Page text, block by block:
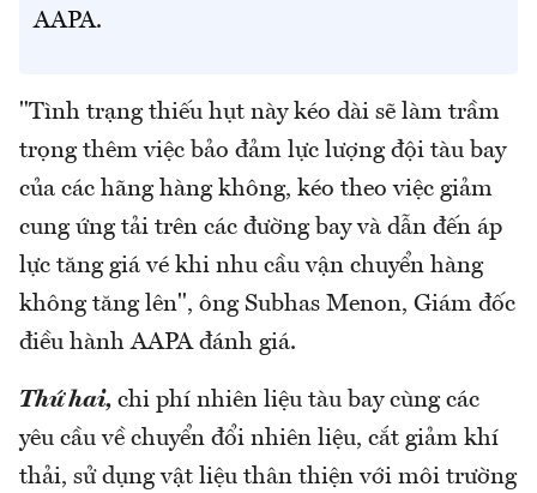
AAPA.
"Tình trạng thiếu hụt này kéo dài sẽ làm trầm
trọng thêm việc bảo đảm lực lượng đội tàu bay
của các hãng hàng không, kéo theo việc giảm
cung ứng tải trên các đường bay và dẫn đến áp
lực tăng giá vé khi nhu cầu vận chuyển hàng
không tăng lên", ông Subhas Menon, Giám đốc
điều hành AAPA đánh giá.
Thứ hai, chi phí nhiên liệu tàu bay cùng các
yêu cầu về chuyển đổi nhiên liệu, cắt giảm khí
thải, sử dụng vật liệu thân thiện với môi trường